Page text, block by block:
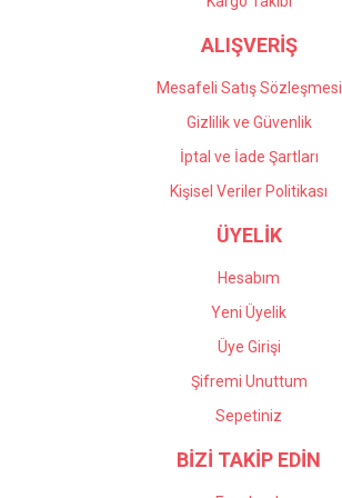
ALIŞVERİŞ
Mesafeli Satış Sözleşmesi
Gizlilik ve Güvenlik
İptal ve İade Şartları
Kişisel Veriler Politikası
ÜYELİK
Hesabım
Yeni Üyelik
Üye Girişi
Şifremi Unuttum
Sepetiniz
BİZİ TAKİP EDİN